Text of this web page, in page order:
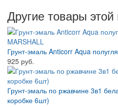
Другие товары этой
Грунт-эмаль Anticorr Aqua
925 руб.
Грунт-эмаль по ржавчине 3в1
коробке 6шт)